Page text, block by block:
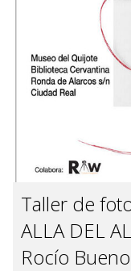
Taller de
ALLA DEL
Rocío Bueno